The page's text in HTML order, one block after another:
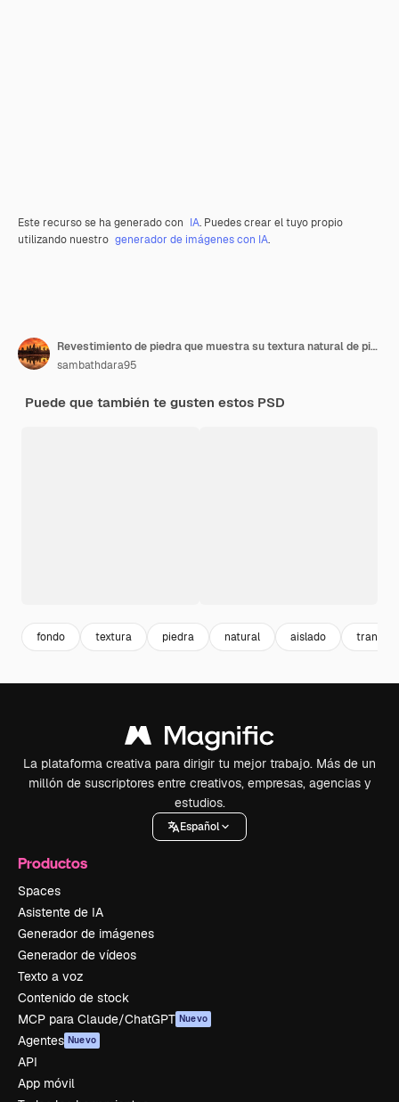
Este recurso se ha generado con IA. Puedes crear el tuyo propio
utilizando nuestro generador de imágenes con IA.
Revestimiento de piedra que muestra su textura natural de piedra aislada sobre un fondo transparente
sambathdara95
Puede que también te gusten estos PSD
fondo textura piedra natural aislado
La plataforma creativa para dirigir tu mejor trabajo. Más de un
millón de suscriptores entre creativos, empresas, agencias y
estudios.
Español
Productos
Spaces
Asistente de IA
Generador de imágenes
Generador de vídeos
Texto a voz
Contenido de stock
MCP para Claude/ChatGPT Nuevo
Agentes Nuevo
API
App móvil